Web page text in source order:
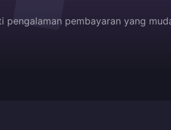
pengalaman pembayaran yang